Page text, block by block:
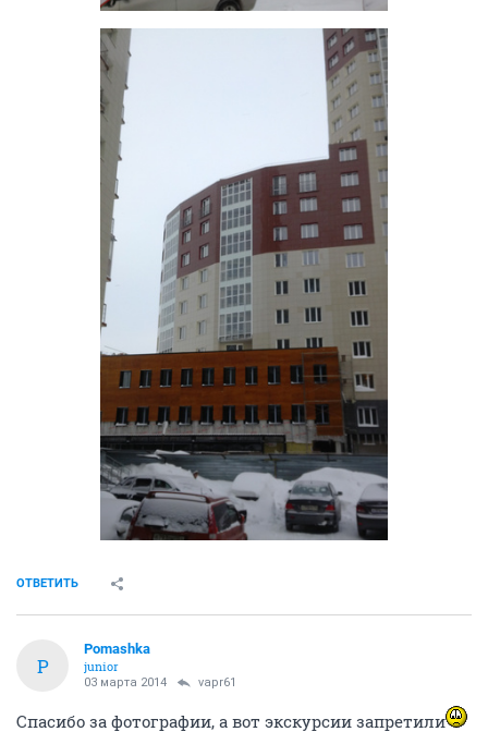
ОТВЕТИТЬ
P
Pomashka
junior
03 марта 2014 vapr61
Спасибо за фотографии, а вот экскурсии запретили